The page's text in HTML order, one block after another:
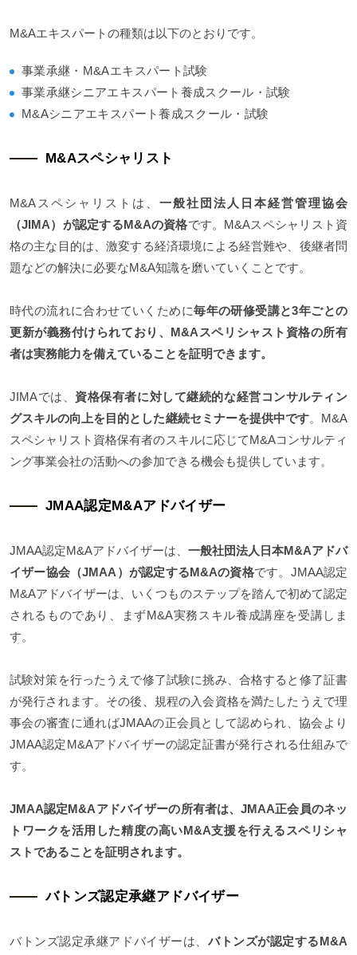
M&Aエキスパートの種類は以下のとおりです。
事業承継・M&Aエキスパート試験
事業承継シニアエキスパート養成スクール・試験
M&Aシニアエキスパート養成スクール・試験
M&Aスペシャリスト
M&Aスペシャリストは、 一般社団法人日本経営管理協会
（JIMA）が認定するM&Aの資格です。M&Aスペシャリスト資
格の主な目的は、激変する経済環境による経営難や、後継者問
題などの解決に必要なM&A知識を磨いていくことです。
時代の流れに合わせていくために毎年の研修受講と3年ごとの
更新が義務付けられており、M&Aスペリシャスト資格の所有
者は実務能力を備えていることを証明できます。
JIMAでは、 資格保有者に対して継続的な経営コンサルティン
グスキルの向上を目的とした継続セミナーを提供中です。M&A
スペシャリスト資格保有者のスキルに応じてM&Aコンサルティ
ング事業会社の活動への参加できる機会も提供しています。
JMAA認定M&Aアドバイザー
JMAA認定M&Aアドバイザーは、 一般社団法人日本M&Aアドバ
イザー協会（JMAA）が認定するM&Aの資格です。JMAA認定
M&Aアドバイザーは、いくつものステップを踏んで初めて認定
されるものであり、まずM&A実務スキル養成講座を受講しま
す。
試験対策を行ったうえで修了試験に挑み、合格すると修了証書
が発行されます。その後、規程の入会資格を満たしたうえで理
事会の審査に通ればJMAAの正会員として認められ、協会より
JMAA認定M&Aアドバイザーの認定証書が発行される仕組みで
す。
JMAA認定M&Aアドバイザーの所有者は、JMAA正会員のネッ
トワークを活用した精度の高いM&A支援を行えるスペリシャ
ストであることを証明されます。
バトンズ認定承継アドバイザー
バトンズ認定承継アドバイザーは、 バトンズが認定するM&A